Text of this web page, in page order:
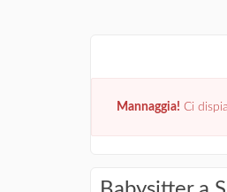
Mannaggia! Ci